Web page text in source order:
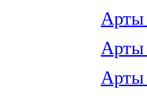
Арты
Арты
Арты